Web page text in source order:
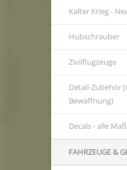
Kalter Krieg -
Hubschrauber
Zivilflugzeuge
Detail-Zubehör
Bewaffnung)
Decals - alle
FAHRZEUGE &